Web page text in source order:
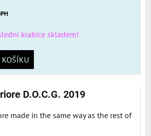
krabice skladem!
D.O.C.G. 2019
made in the same way as the rest of